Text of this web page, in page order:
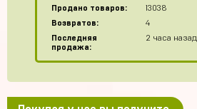
Продано товаров:
13038
Возвратов:
4
Последняя
продажа:
2 часа назад